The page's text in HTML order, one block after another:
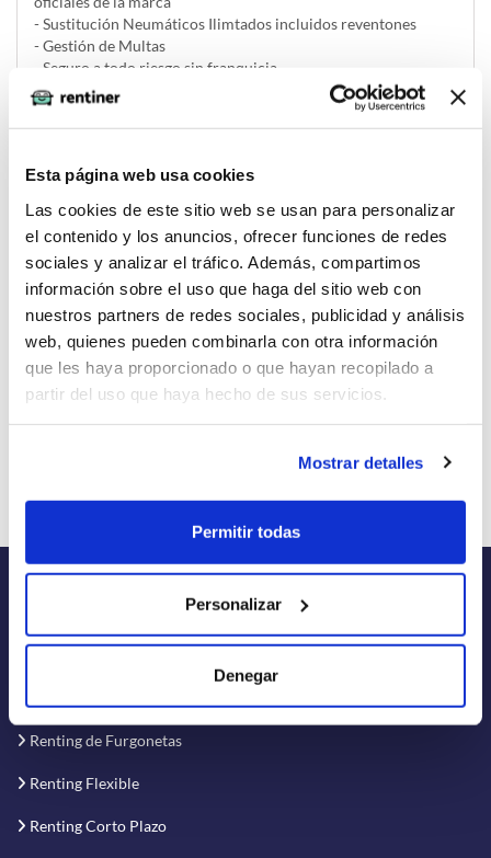
Esta página web usa cookies
Las cookies de este sitio web se usan para personalizar
el contenido y los anuncios, ofrecer funciones de redes
sociales y analizar el tráfico. Además, compartimos
información sobre el uso que haga del sitio web con
nuestros partners de redes sociales, publicidad y análisis
web, quienes pueden combinarla con otra información
que les haya proporcionado o que hayan recopilado a
partir del uso que haya hecho de sus servicios.
Mostrar detalles
Permitir todas
Personalizar
Denegar
- Sustitución Neumáticos Ilimtados incluidos reventones
- Gestión de Multas
- Seguro a todo riesgo sin franquicia
- Se aplica 1 mes de fianza (una cuota sin iva) a devolver al
finalizar el contrato
Solicitar renting
La imagen del coche puede no coincidir con el vehículo
ofertado. Los datos y la información publicada ha sido
obtenida de la empresa ofertante del renting y tiene solo
Renting de Furgonetas
Renting Flexible
Renting Corto Plazo